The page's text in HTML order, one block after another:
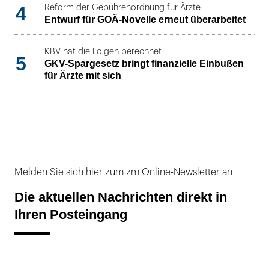
4 Reform der Gebührenordnung für Ärzte
Entwurf für GOÄ-Novelle erneut überarbeitet
5
KBV hat die Folgen berechnet
GKV-Spargesetz bringt finanzielle Einbußen
für Ärzte mit sich
Melden Sie sich hier zum zm Online-Newsletter an
Die aktuellen Nachrichten direkt in
Ihren Posteingang